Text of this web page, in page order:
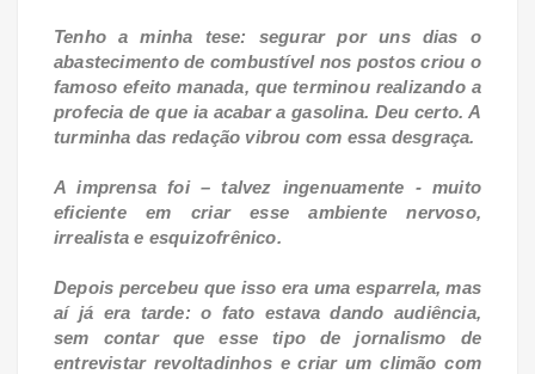
Tenho a minha tese: segurar por uns dias o
abastecimento de combustível nos postos criou o
famoso efeito manada, que terminou realizando a
profecia de que ia acabar a gasolina. Deu certo. A
turminha das redação vibrou com essa desgraça.
A imprensa foi – talvez ingenuamente - muito
eficiente em criar esse ambiente nervoso,
irrealista e esquizofrênico.
Depois percebeu que isso era uma esparrela, mas
aí já era tarde: o fato estava dando audiência,
sem contar que esse tipo de jornalismo de
entrevistar revoltadinhos e criar um climão com